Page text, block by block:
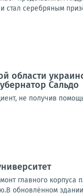
стал серебряным
области
Сальдо
не получив
главного
обновлённом